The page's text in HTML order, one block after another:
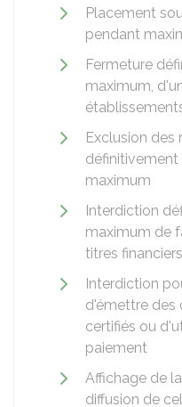
Placement
pendant
Fermeture
maximum,
Exclusion des
définitivement
maximum
Interdiction
maximum de
titres
Interdiction
d'émettre des
certifiés ou
paiement
Affichage de
diffusion de